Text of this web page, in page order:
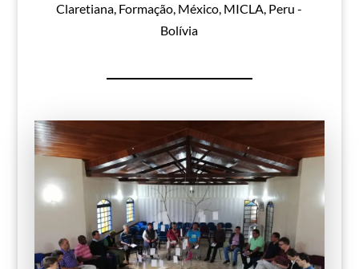
Claretiana, Formação, México, MICLA, Peru -
Bolívia